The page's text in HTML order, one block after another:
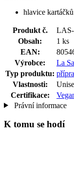
hlavice
Produkt č.
LAS-
Obsah:
1 ks
EAN:
Výrobce:
La
Typ produktu:
Vlastnosti:
Certifikace:
Právní informace
K tomu se hodí